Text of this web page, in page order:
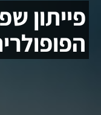
פייתון